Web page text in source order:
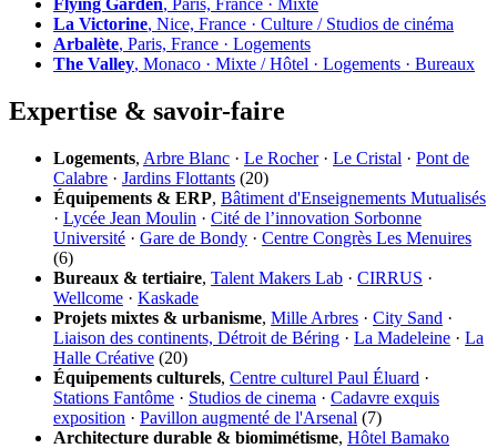
La Victorine, Nice, France · Culture / Studios de cinéma
Arbalète, Paris, France · Logements
The Valley, Monaco · Mixte / Hôtel · Logements · Bureaux
Expertise & savoir-faire
Logements, Arbre Blanc · Le Rocher· Le Cristal · Pont de
Calabre · Jardins Flottants (20)
Équipements & ERP, Bâtiment d'Enseignements Mutualisés
· Lycée Jean Moulin · Cité de l’innovation Sorbonne
Université · Gare de Bondy · Centre Congrès Les Menuires
(6)
Bureaux & tertiaire, Talent Makers Lab · CIRRUS ·
Wellcome · Kaskade
Projets mixtes & urbanisme, Mille Arbres · City Sand ·
Liaison des continents, Détroit de Béring · La Madeleine · La
Halle Créative (20)
Équipements culturels, Centre culturel Paul Éluard ·
Stations Fantôme · Studios de cinema · Cadavre exquis
exposition · Pavillon augmenté de l'Arsenal (7)
Architecture durable & biomimétisme, Hôtel Bamako